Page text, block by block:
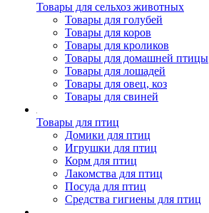
Товары для сельхоз животных
Товары для голубей
Товары для коров
Товары для кроликов
Товары для домашней птицы
Товары для лошадей
Товары для овец, коз
Товары для свиней
Товары для птиц
Домики для птиц
Игрушки для птиц
Корм для птиц
Лакомства для птиц
Посуда для птиц
Средства гигиены для птиц